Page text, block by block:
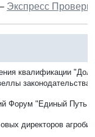
Экспресс
квалификации
Форум "Единый Путь:
директоров